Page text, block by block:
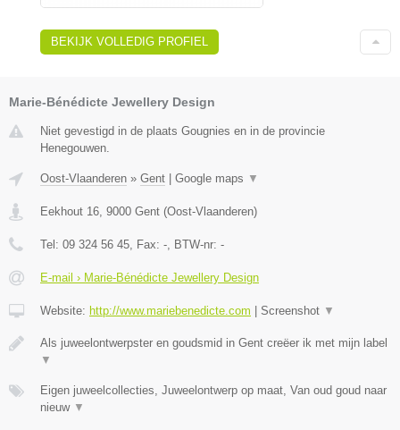
BEKIJK VOLLEDIG PROFIEL
Marie-Bénédicte Jewellery Design
Niet gevestigd in de plaats Gougnies en in de provincie
Henegouwen.
Oost-Vlaanderen » Gent Google maps ▼
Eekhout 16, 9000 Gent (Oost-Vlaanderen)
Tel: 09 324 56 45, Fax: -, BTW-nr: -
E-mail › Marie-Bénédicte Jewellery Design
Website: http://www.mariebenedicte.com Screenshot ▼
Als juweelontwerpster en goudsmid in Gent creëer ik met mijn label
▼
Eigen juweelcollecties, Juweelontwerp op maat, Van oud goud naar
nieuw ▼